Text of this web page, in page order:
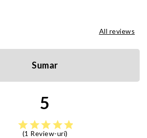
All reviews
Sumar
5
starstarstarstarstar
(1 Review-uri)